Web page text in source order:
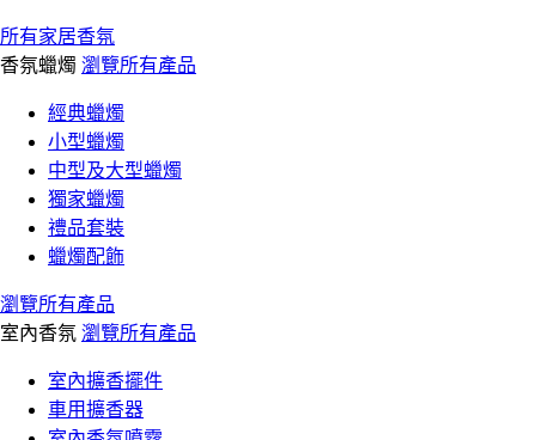
所有家居香氛
香氛蠟燭 瀏覽所有產品
經典蠟燭
小型蠟燭
中型及大型蠟燭
獨家蠟燭
禮品套裝
蠟燭配飾
瀏覽所有產品
室內香氛 瀏覽所有產品
室內擴香擺件
車用擴香器